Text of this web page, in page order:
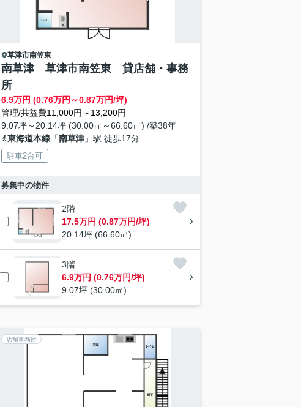
草津市南笠東
南草津 草津市南笠東 貸店舗・事務
所
6.9万円 (0.76万円～0.87万円/坪)
管理/共益費11,000円～13,200円
9.07坪～20.14坪 (30.00㎡～66.60㎡) /築38年
東海道本線「南草津」駅 徒歩17分
駐車2台可
募集中の物件
2階
17.5万円 (0.87万円/坪)
20.14坪 (66.60㎡)
3階
6.9万円 (0.76万円/坪)
9.07坪 (30.00㎡)
店舗事務所